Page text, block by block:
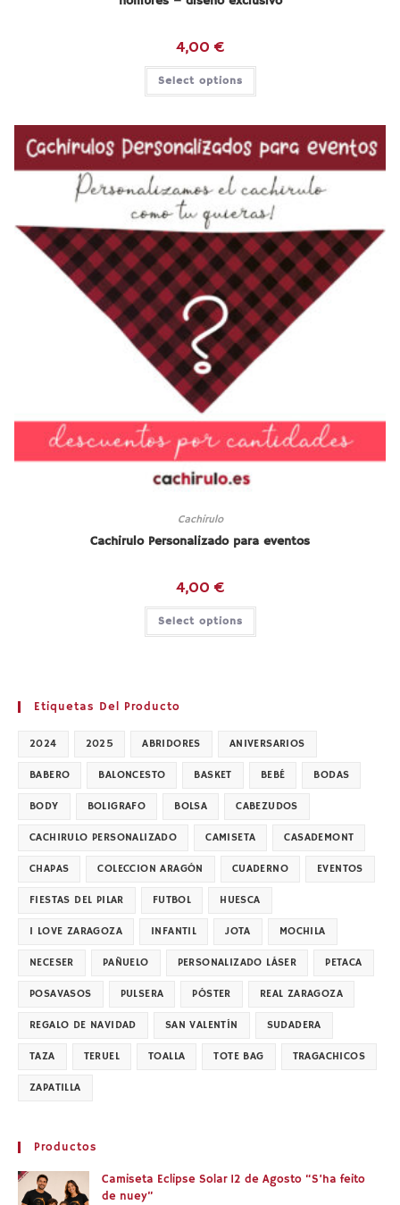
4,00 €
Select options
Cachirulo
Cachirulo Personalizado para eventos
4,00 €
Select options
Etiquetas Del Producto
2024 2025 ABRIDORES ANIVERSARIOS
BABERO BALONCESTO BASKET BEBÉ BODAS
BODY BOLIGRAFO BOLSA CABEZUDOS
CACHIRULO PERSONALIZADO CAMISETA CASADEMONT
CHAPAS COLECCION ARAGÓN CUADERNO EVENTOS
FIESTAS DEL PILAR FUTBOL HUESCA
I LOVE ZARAGOZA INFANTIL JOTA MOCHILA
NECESER PAÑUELO PERSONALIZADO LÁSER PETACA
POSAVASOS PULSERA PÓSTER REAL ZARAGOZA
REGALO DE NAVIDAD SAN VALENTÍN SUDADERA
TAZA TERUEL TOALLA TOTE BAG TRAGACHICOS
ZAPATILLA
Productos
Camiseta Eclipse Solar 12 de Agosto “S’ha feito
de nuey”